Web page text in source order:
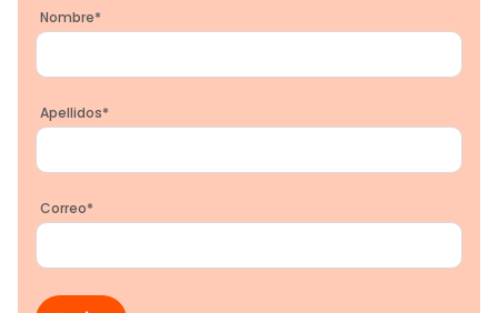
Nombre*
Apellidos*
Correo*